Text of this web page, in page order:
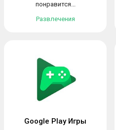
понравится...
Развлечения
Google Play Игры